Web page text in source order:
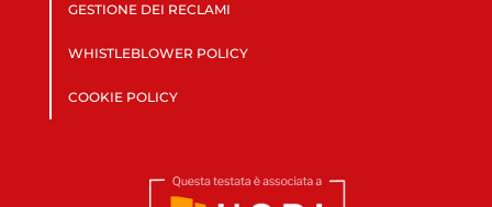
GESTIONE DEI RECLAMI
WHISTLEBLOWER POLICY
COOKIE POLICY